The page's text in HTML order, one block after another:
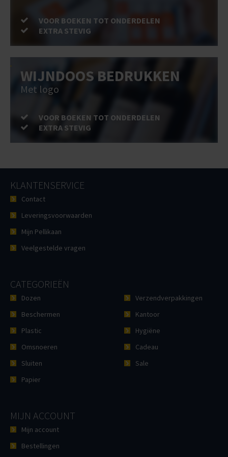
VOOR BOEKEN TOT ONDERDELEN
EXTRA STEVIG
WIJNDOOS BEDRUKKEN
Met logo
VOOR BOEKEN TOT ONDERDELEN
EXTRA STEVIG
KLANTENSERVICE
Contact
Leveringsvoorwaarden
Mijn Pellikaan
Veelgestelde vragen
CATEGORIEËN
Dozen
Beschermen
Plastic
Omsnoeren
Sluiten
Papier
Verzendverpakkingen
Kantoor
Hygiëne
Cadeau
Sale
MIJN ACCOUNT
Mijn account
Bestellingen